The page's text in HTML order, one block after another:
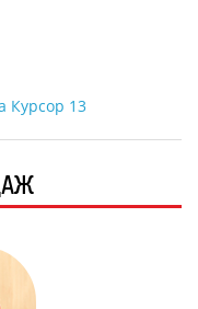
Курсор 13